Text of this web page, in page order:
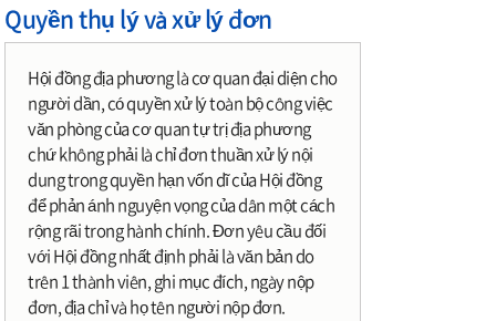
Quyền thụ lý và xử lý đơn
Hội đồng địa phương là cơ quan đại diện cho
người dần, có quyền xử lý toàn bộ công việc
văn phòng của cơ quan tự trị địa phương
chứ không phải là chỉ đơn thuần xử lý nội
dung trong quyền hạn vốn dĩ của Hội đồng
để phản ánh nguyện vọng của dân một cách
rộng rãi trong hành chính. Đơn yêu cầu đối
với Hội đồng nhất định phải là văn bản do
trên 1 thành viên, ghi mục đích, ngày nộp
đơn, địa chỉ và họ tên người nộp đơn.